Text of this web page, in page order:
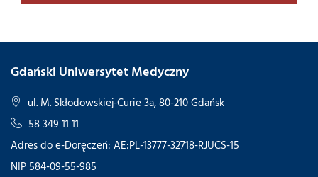
Gdański Uniwersytet Medyczny
ul. M. Skłodowskiej-Curie 3a, 80-210 Gdańsk
58 349 11 11
Adres do e-Doręczeń: AE:PL-13777-32718-RJUCS-15
NIP 584-09-55-985